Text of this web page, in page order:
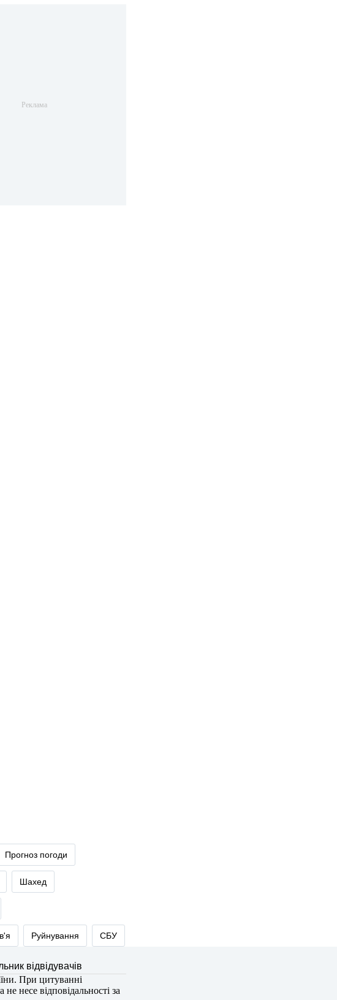
Прогноз погоди
Шахед
Руйнування СБУ
При цитуванні
несе відповідальності за